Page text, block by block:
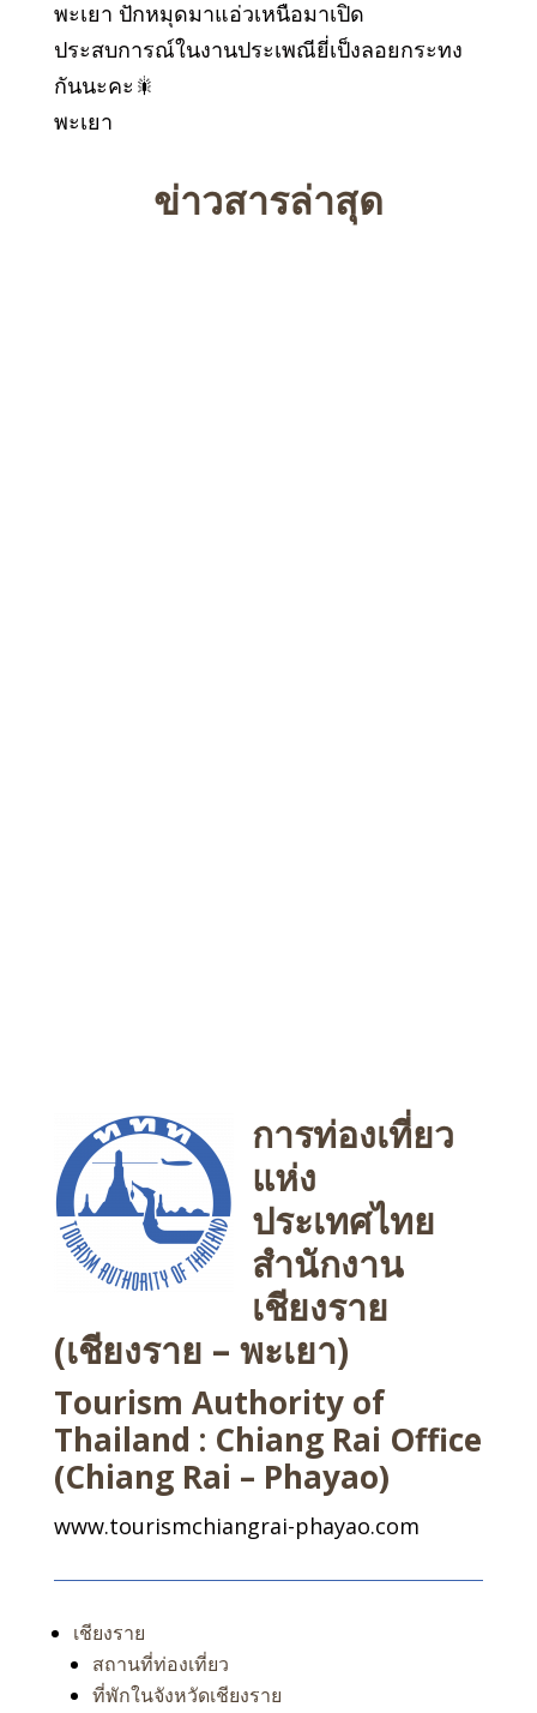
พะเยา ปักหมุดมาแอ่วเหนือมาเปิด
ประสบการณ์ในงานประเพณียี่เป็งลอยกระทง
กันนะคะ🎇
พะเยา
ข่าวสารล่าสุด
การท่องเที่ยว
แห่ง
ประเทศไทย
สำนักงาน
เชียงราย
(เชียงราย – พะเยา)
Tourism Authority of
Thailand : Chiang Rai Office
(Chiang Rai – Phayao)
www.tourismchiangrai-phayao.com
เชียงราย
สถานที่ท่องเที่ยว
ที่พักในจังหวัดเชียงราย